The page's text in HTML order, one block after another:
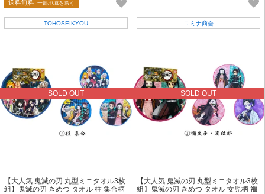
送料無料 一部地域を除く
TOHOSEIKYOU ユミナ商会
SOLD OUT
【大人気 鬼滅の刃 丸型ミニタオル3枚
組】鬼滅の刃 きめつ タオル 柱 集合柄
SOLD OUT
【大人気 鬼滅の刃 丸型ミニタオル3枚
組】鬼滅の刃 きめつ タオル 女児柄 禰